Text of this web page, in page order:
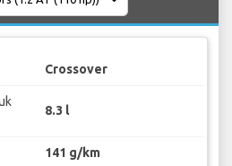
Crossover
8.3 l
141 g/km